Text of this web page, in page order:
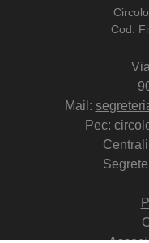
Cod.
Mail:
Pec: